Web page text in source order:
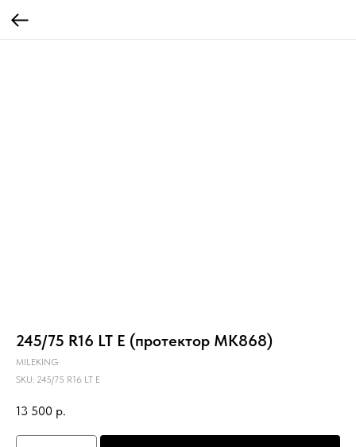
245/75 R16 LT E (протектор MK868)
MILEKING
SKU: 245/75 R16 LT E
13 500 р.